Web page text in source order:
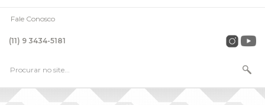
Fale Conosco
(11) 9 3434-5181